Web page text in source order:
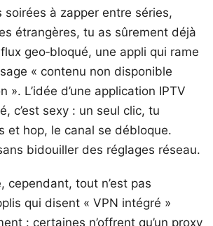
soirées à zapper entre séries,
étrangères, tu as sûrement déjà
geo‑bloqué, une appli qui rame
« contenu non disponible
». L’idée d’une application IPTV
c’est sexy : un seul clic, tu
et hop, le canal se débloque.
bidouiller des réglages réseau.
cependant, tout n’est pas
qui disent « VPN intégré »
: certaines n’offrent qu’un proxy